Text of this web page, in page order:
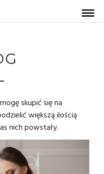
skupić się na
większą ilością
nich powstały.